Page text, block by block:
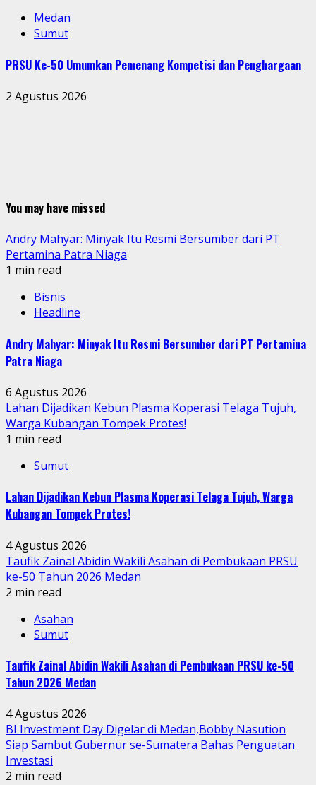
Medan
Sumut
PRSU Ke-50 Umumkan Pemenang Kompetisi dan Penghargaan
2 Agustus 2026
You may have missed
Andry Mahyar: Minyak Itu Resmi Bersumber dari PT
Pertamina Patra Niaga
1 min read
Bisnis
Headline
Andry Mahyar: Minyak Itu Resmi Bersumber dari PT Pertamina
Patra Niaga
6 Agustus 2026
Lahan Dijadikan Kebun Plasma Koperasi Telaga Tujuh,
Warga Kubangan Tompek Protes!
1 min read
Sumut
Lahan Dijadikan Kebun Plasma Koperasi Telaga Tujuh, Warga
Kubangan Tompek Protes!
4 Agustus 2026
Taufik Zainal Abidin Wakili Asahan di Pembukaan PRSU
ke-50 Tahun 2026 Medan
2 min read
Asahan
Sumut
Taufik Zainal Abidin Wakili Asahan di Pembukaan PRSU ke-50
Tahun 2026 Medan
4 Agustus 2026
BI Investment Day Digelar di Medan,Bobby Nasution
Siap Sambut Gubernur se-Sumatera Bahas Penguatan
Investasi
2 min read